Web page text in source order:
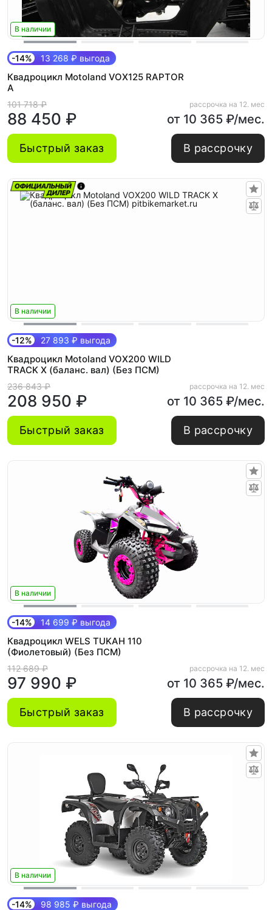
В наличии
-14% 13 268 ₽ выгода
Квадроцикл Motoland VOX125 RAPTOR
A
101 718 ₽
88 450 ₽
рассрочка на 12. мес
от 10 365 ₽/мес.
Быстрый заказ В рассрочку
В наличии
-12% 27 893 ₽ выгода
Квадроцикл Motoland VOX200 WILD
TRACK X (баланс. вал) (Без ПСМ)
236 843 ₽
208 950 ₽
рассрочка на 12. мес
от 10 365 ₽/мес.
Быстрый заказ В рассрочку
В наличии
-14% 14 699 ₽ выгода
Квадроцикл WELS TUKAH 110
(Фиолетовый) (Без ПСМ)
112 689 ₽
97 990 ₽
рассрочка на 12. мес
от 10 365 ₽/мес.
Быстрый заказ В рассрочку
В наличии
-14% 98 985 ₽ выгода